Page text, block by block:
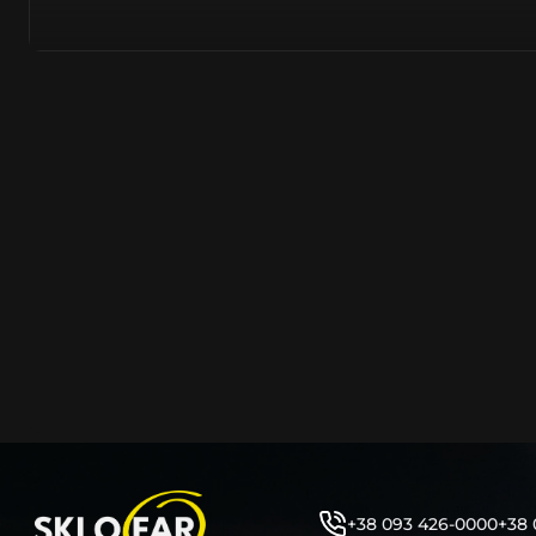
як це часто пропонують автосервіси та автодилери.
заощадити та придбати тільки те, що потребує
+38 093 426-0000+38